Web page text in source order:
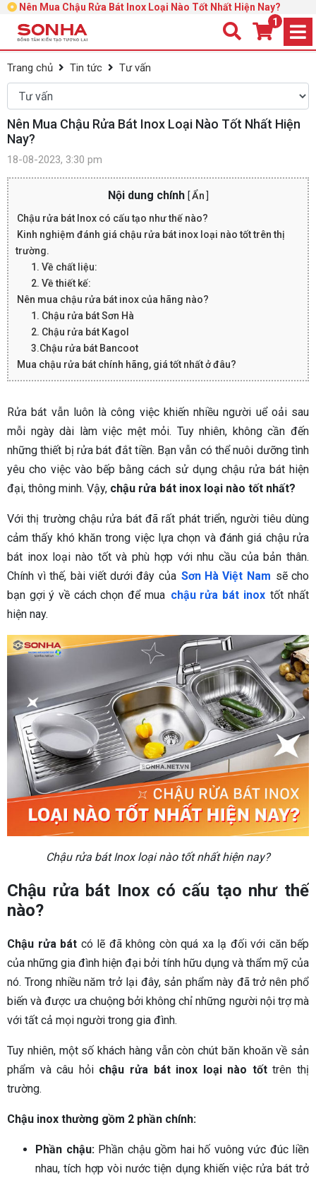
Nên Mua Chậu Rửa Bát Inox Loại Nào Tốt Nhất Hiện Nay?
1
Trang chủ Tin tức Tư vấn
Nên Mua Chậu Rửa Bát Inox Loại Nào Tốt Nhất Hiện
Nay?
18-08-2023, 3:30 pm
Nội dung chính [Ẩn
Chậu rửa bát Inox có cấu tạo như thế nào?
Kinh nghiệm đánh giá chậu rửa bát inox loại nào tốt trên thị
trường.
1. Về chất liệu:
2. Về thiết kế:
Nên mua chậu rửa bát inox của hãng nào?
1. Chậu rửa bát Sơn Hà
2. Chậu rửa bát Kagol
3.Chậu rửa bát Bancoot
Mua chậu rửa bát chính hãng, giá tốt nhất ở đâu?
Rửa bát vẫn luôn là công việc khiến nhiều người uể oải sau
mỗi ngày dài làm việc mệt mỏi. Tuy nhiên, không cần đến
những thiết bị rửa bát đắt tiền. Bạn vẫn có thể nuôi dưỡng tình
yêu cho việc vào bếp bằng cách sử dụng chậu rửa bát hiện
đại, thông minh. Vậy, chậu rửa bát inox loại nào tốt nhất?
Với thị trường chậu rửa bát đã rất phát triển, người tiêu dùng
cảm thấy khó khăn trong việc lựa chọn và đánh giá chậu rửa
bát inox loại nào tốt và phù hợp với nhu cầu của bản thân.
Chính vì thế, bài viết dưới đây của Sơn Hà Việt Nam sẽ cho
bạn gợi ý về cách chọn để mua chậu rửa bát inox tốt nhất
hiện nay.
Chậu rửa bát Inox loại nào tốt nhất hiện nay?
Chậu rửa bát Inox có cấu tạo như thế
nào?
Chậu rửa bát có lẽ đã không còn quá xa lạ đối với căn bếp
của những gia đình hiện đại bởi tính hữu dụng và thẩm mỹ của
nó. Trong nhiều năm trở lại đây, sản phẩm này đã trở nên phổ
biến và được ưa chuộng bởi không chỉ những người nội trợ mà
với tất cả mọi người trong gia đình.
Tuy nhiên, một số khách hàng vẫn còn chút băn khoăn về sản
phẩm và câu hỏi chậu rửa bát inox loại nào tốttrên thị
trường.
Chậu inox thường gồm 2 phần chính:
Phần chậu:Phần chậu gồm hai hố vuông vức đúc liền
nhau, tích hợp vòi nước tiện dụng khiến việc rửa bát trở